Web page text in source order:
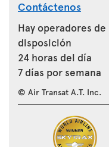
Contáctenos
Hay operadores
disposición
24 horas del día
7 días por semana
© Air Transat A.T. Inc.